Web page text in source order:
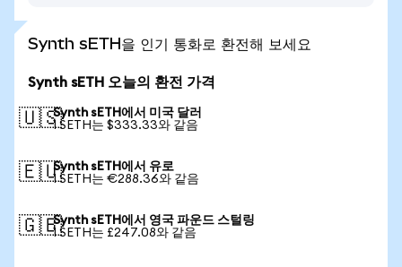
Synth sETH을 인기 통화로 환전해 보세요
Synth sETH 오늘의 환전 가격
🇺🇸Synth sETH에서 미국 달러
1 SETH는 $333.33와 같음
🇪🇺Synth sETH에서 유로
1 SETH는 €288.36와 같음
🇬🇧Synth sETH에서 영국 파운드 스털링
1 SETH는 £247.08와 같음